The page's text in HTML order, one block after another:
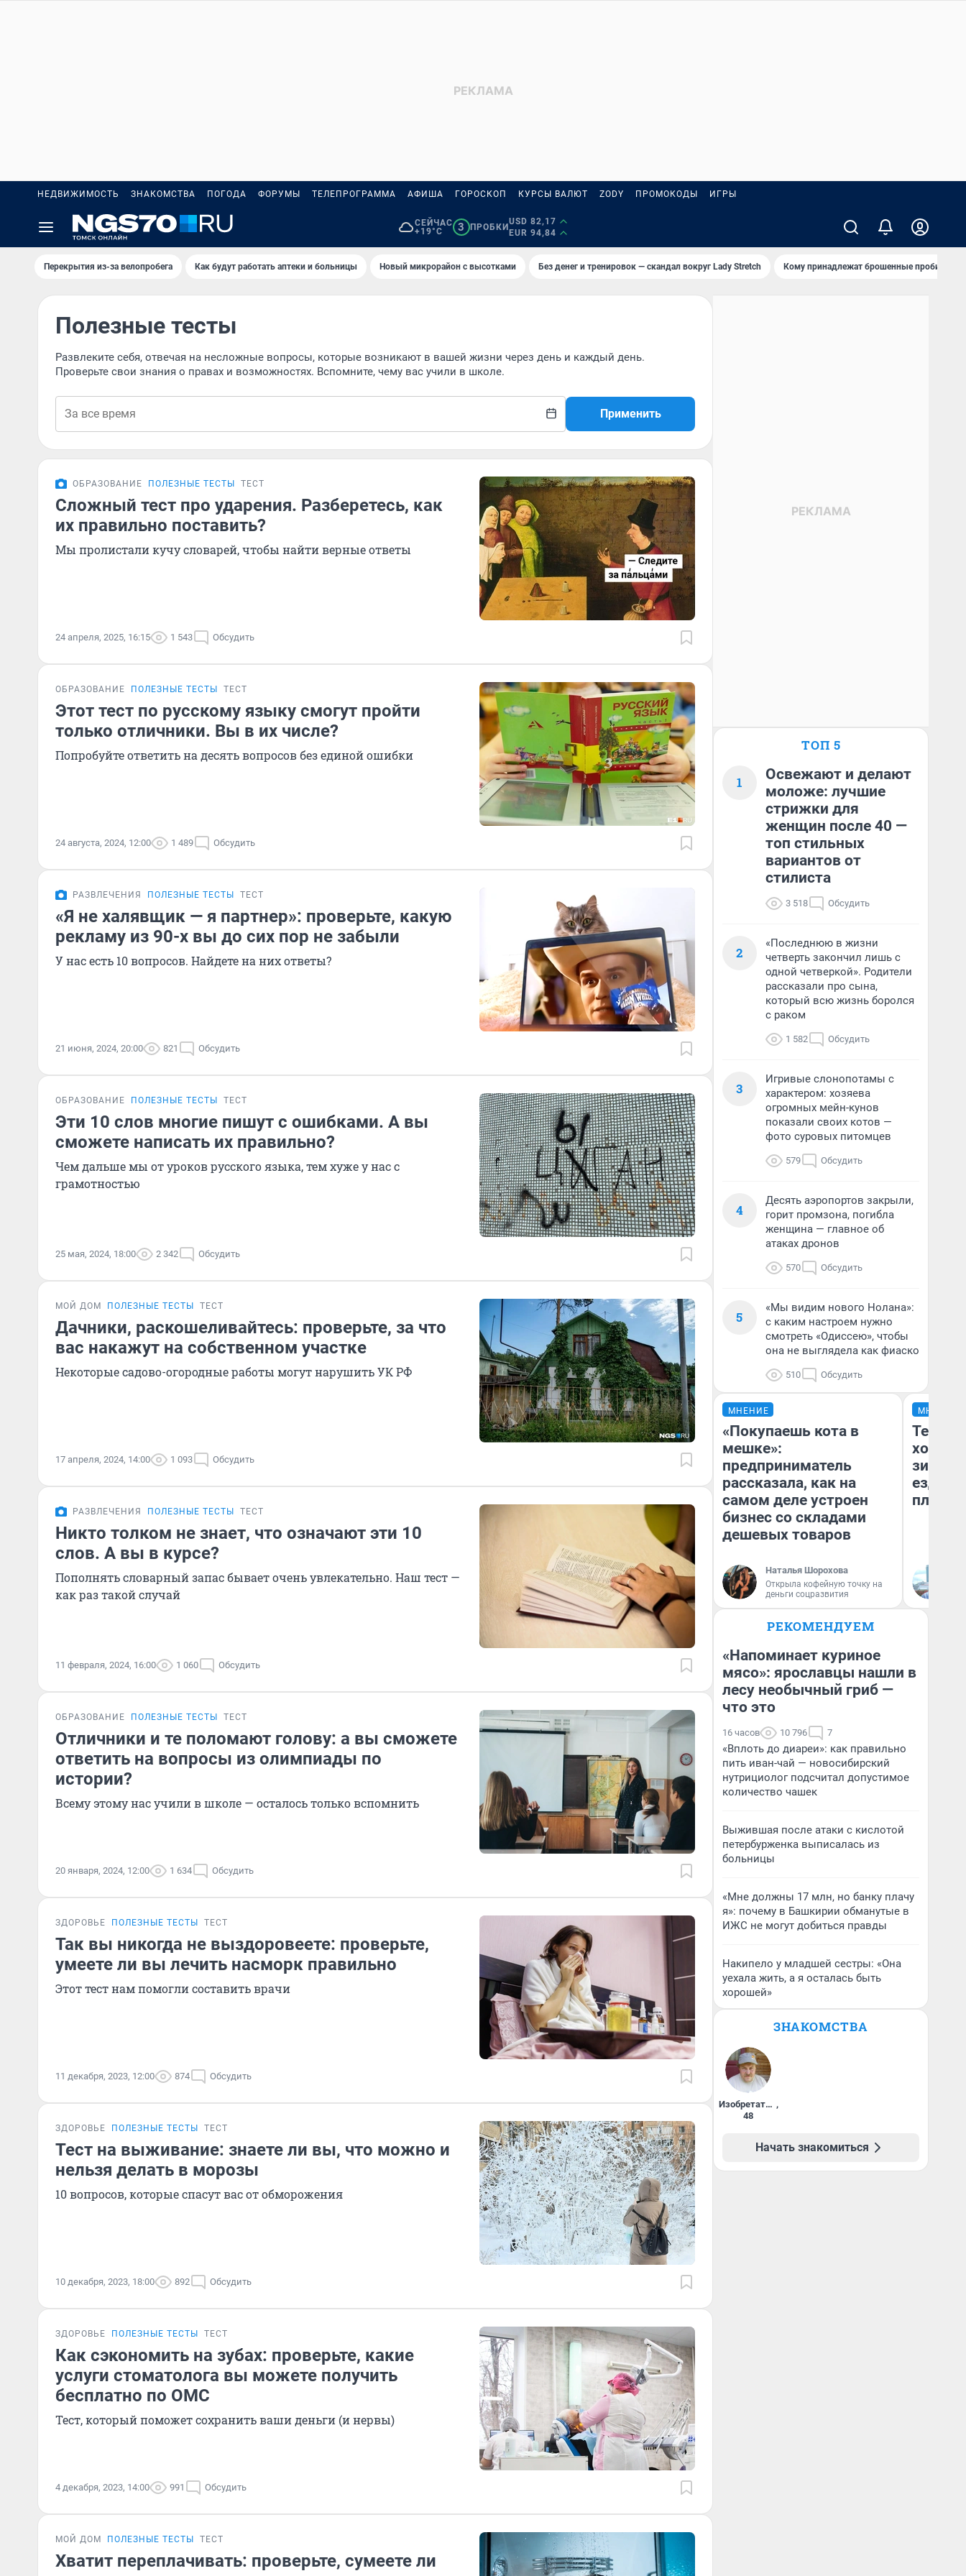
НЕДВИЖИМОСТЬ ЗНАКОМСТВА ПОГОДА ФОРУМЫ ТЕЛЕПРОГРАММА АФИША ГОРОСКОП КУРСЫ ВАЛЮТ ZODY ПРОМОКОДЫ ИГРЫ
СЕЙЧАС
+19°C
3 ПРОБКИ
USD 82,17
EUR 94,84
Перекрытия из-за велопробега Как будут работать аптеки и больницы Новый микрорайон с высотками Без денег и тренировок — скандал вокруг Lady Stretch Кому принадлежат брошенные пробирки?
Полезные тесты
Развлеките себя, отвечая на несложные вопросы, которые возникают в вашей жизни через день и каждый день.
Проверьте свои знания о правах и возможностях. Вспомните, чему вас учили в школе.
Применить
ОБРАЗОВАНИЕ ПОЛЕЗНЫЕ ТЕСТЫ ТЕСТ
Сложный тест про ударения. Разберетесь, как
их правильно поставить?
Мы пролистали кучу словарей, чтобы найти верные ответы
24 апреля, 2025, 16:15 1 543 Обсудить
ОБРАЗОВАНИЕ ПОЛЕЗНЫЕ ТЕСТЫ ТЕСТ
Этот тест по русскому языку смогут пройти
только отличники. Вы в их числе?
Попробуйте ответить на десять вопросов без единой ошибки
24 августа, 2024, 12:00 1 489 Обсудить
РАЗВЛЕЧЕНИЯ ПОЛЕЗНЫЕ ТЕСТЫ ТЕСТ
«Я не халявщик — я партнер»: проверьте, какую
рекламу из 90-х вы до сих пор не забыли
У нас есть 10 вопросов. Найдете на них ответы?
21 июня, 2024, 20:00 821 Обсудить
ОБРАЗОВАНИЕ ПОЛЕЗНЫЕ ТЕСТЫ ТЕСТ
Эти 10 слов многие пишут с ошибками. А вы
сможете написать их правильно?
Чем дальше мы от уроков русского языка, тем хуже у нас с
грамотностью
25 мая, 2024, 18:00 2 342 Обсудить
МОЙ ДОМ ПОЛЕЗНЫЕ ТЕСТЫ ТЕСТ
Дачники, раскошеливайтесь: проверьте, за что
вас накажут на собственном участке
Некоторые садово-огородные работы могут нарушить УК РФ
17 апреля, 2024, 14:00 1 093 Обсудить
РАЗВЛЕЧЕНИЯ ПОЛЕЗНЫЕ ТЕСТЫ ТЕСТ
Никто толком не знает, что означают эти 10
слов. А вы в курсе?
Пополнять словарный запас бывает очень увлекательно. Наш тест —
как раз такой случай
11 февраля, 2024, 16:00 1 060 Обсудить
ОБРАЗОВАНИЕ ПОЛЕЗНЫЕ ТЕСТЫ ТЕСТ
Отличники и те поломают голову: а вы сможете
ответить на вопросы из олимпиады по
истории?
Всему этому нас учили в школе — осталось только вспомнить
20 января, 2024, 12:00 1 634 Обсудить
ЗДОРОВЬЕ ПОЛЕЗНЫЕ ТЕСТЫ ТЕСТ
Так вы никогда не выздоровеете: проверьте,
умеете ли вы лечить насморк правильно
Этот тест нам помогли составить врачи
11 декабря, 2023, 12:00 874 Обсудить
ЗДОРОВЬЕ ПОЛЕЗНЫЕ ТЕСТЫ ТЕСТ
Тест на выживание: знаете ли вы, что можно и
нельзя делать в морозы
10 вопросов, которые спасут вас от обморожения
10 декабря, 2023, 18:00 892 Обсудить
ЗДОРОВЬЕ ПОЛЕЗНЫЕ ТЕСТЫ ТЕСТ
Как сэкономить на зубах: проверьте, какие
услуги стоматолога вы можете получить
бесплатно по ОМС
Тест, который поможет сохранить ваши деньги (и нервы)
4 декабря, 2023, 14:00 991 Обсудить
МОЙ ДОМ ПОЛЕЗНЫЕ ТЕСТЫ ТЕСТ
Хватит переплачивать: проверьте, сумеете ли
ТОП 5
1
Освежают и делают
моложе: лучшие
стрижки для
женщин после 40 —
топ стильных
вариантов от
стилиста
3 518 Обсудить
2
«Последнюю в жизни
четверть закончил лишь с
одной четверкой». Родители
рассказали про сына,
который всю жизнь боролся
с раком
1 582 Обсудить
3
Игривые слонопотамы с
характером: хозяева
огромных мейн-кунов
показали своих котов —
фото суровых питомцев
579 Обсудить
4
Десять аэропортов закрыли,
горит промзона, погибла
женщина — главное об
атаках дронов
570 Обсудить
5
«Мы видим нового Нолана»:
с каким настроем нужно
смотреть «Одиссею», чтобы
она не выглядела как фиаско
510 Обсудить
МНЕНИЕ
«Покупаешь кота в
мешке»:
предприниматель
рассказала, как на
самом деле устроен
бизнес со складами
дешевых товаров
Наталья Шорохова
Открыла кофейную точку на
деньги соцразвития
МНЕНИЕ
Тепло
зимой.
ездит
плюсы
РЕКОМЕНДУЕМ
«Напоминает куриное
мясо»: ярославцы нашли в
лесу необычный гриб —
что это
16 часов 10 796 7
«Вплоть до диареи»: как правильно
пить иван-чай — новосибирский
нутрициолог подсчитал допустимое
количество чашек
Выжившая после атаки с кислотой
петербурженка выписалась из
больницы
«Мне должны 17 млн, но банку плачу
я»: почему в Башкирии обманутые в
ИЖС не могут добиться правды
Накипело у младшей сестры: «Она
уехала жить, а я осталась быть
хорошей»
ЗНАКОМСТВА
Изобретатель ,
48
Начать знакомиться